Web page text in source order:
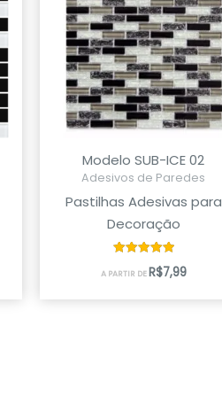
Modelo SUB-ICE 02
Adesivos de Paredes
Pastilhas Adesivas para
Decoração
Avaliação
5.00
A PARTIR DER$7,99